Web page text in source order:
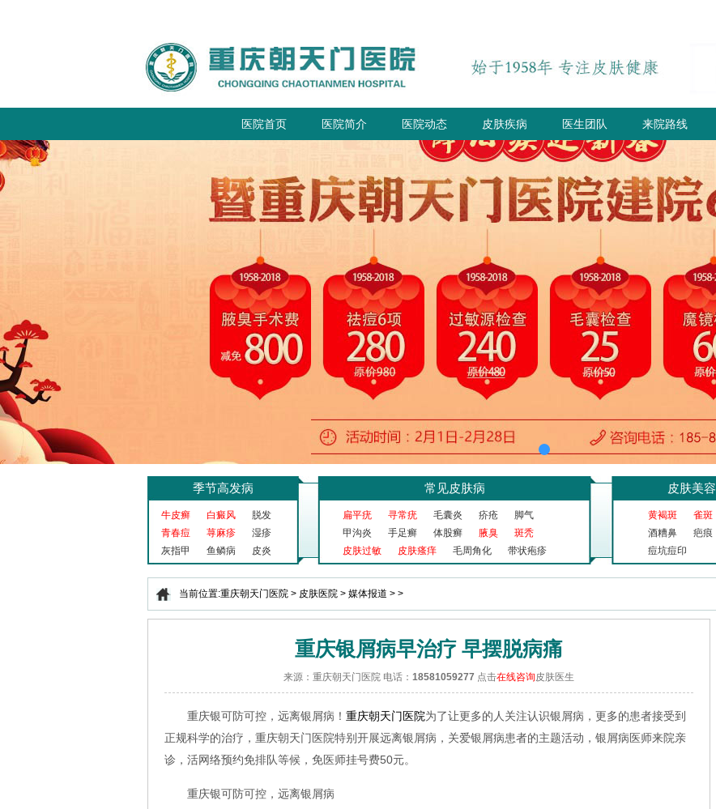
医院首页 医院简介 医院动态 皮肤疾病 医生团队 来院路线
季节高发病
牛皮癣 白癜风
脱发
青春痘
荨麻疹
湿疹
灰指甲
鱼鳞病 皮炎
常见皮肤病
扁平疣 寻常疣 毛囊炎 疥疮
脚气
甲沟炎
手足癣 体股癣 腋臭
斑秃
皮肤过敏
皮肤瘙痒 毛周角化 带状疱疹
皮肤美容
黄褐斑 雀斑
酒糟鼻
疤痕
痘坑痘印
当前位置:重庆朝天门医院 > 皮肤医院 > 媒体报道 > >
重庆银屑病早治疗 早摆脱病痛
来源：重庆朝天门医院 电话： 18581059277 点击在线咨询皮肤医生
重庆银可防可控，远离银屑病！ 重庆朝天门医院为了让更多的人关注认识银屑病，更多的患者接受到
正规科学的治疗，重庆朝天门医院特别开展远离银屑病，关爱银屑病患者的主题活动，银屑病医师来院亲
诊，活网络预约免排队等候，免医师挂号费50元。
重庆银可防可控，远离银屑病